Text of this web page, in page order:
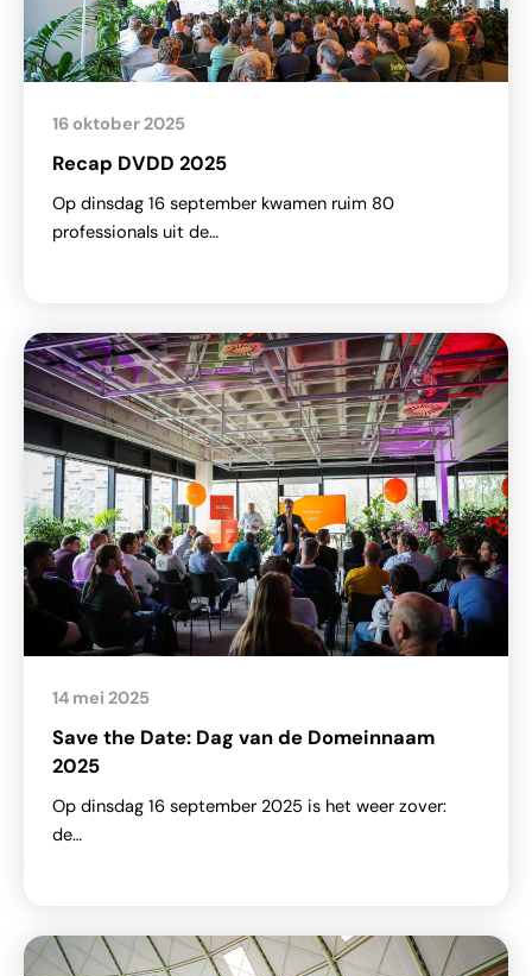
Recap DVDD 2025
16 oktober 2025
Op dinsdag 16 september kwamen ruim 80
professionals uit de…
Save the Date: Dag van de Domeinnaam
2025
14 mei 2025
Op dinsdag 16 september 2025 is het weer zover:
de…